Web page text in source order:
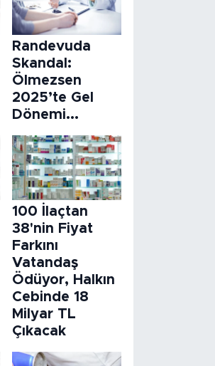
Randevuda
Skandal:
Ölmezsen
2025’te Gel
Dönemi...
100 İlaçtan
38'nin Fiyat
Farkını
Vatandaş
Ödüyor, Halkın
Cebinde 18
Milyar TL
Çıkacak